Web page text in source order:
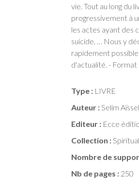
vie. Tout au long du
progressivement à
les actes ayant des
suicide, … Nous y
rapidement
d'actualité. - Format
Type : LIVRE
Auteur :Selim Aïssel
Editeur : Ecce
Collection :
Nombre de
Nb de pages : 250